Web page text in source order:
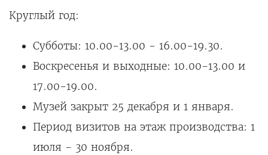
Круглый год:
Субботы: 10.00-13.00 - 16.00-19.30.
Воскресенья и выходные: 10.00-13.00 и
17.00-19.00.
Музей закрыт 25 декабря и 1 января.
Период визитов на этаж производства: 1
июля - 30 ноября.